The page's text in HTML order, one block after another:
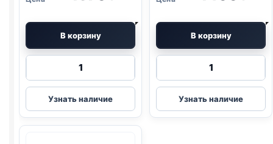
В корзину
Количество
Rio
птиц.
(ДЛЯ
Узнать наличие
В корзину
Количество
Rio
палочки
птиц.
Узнать наличие